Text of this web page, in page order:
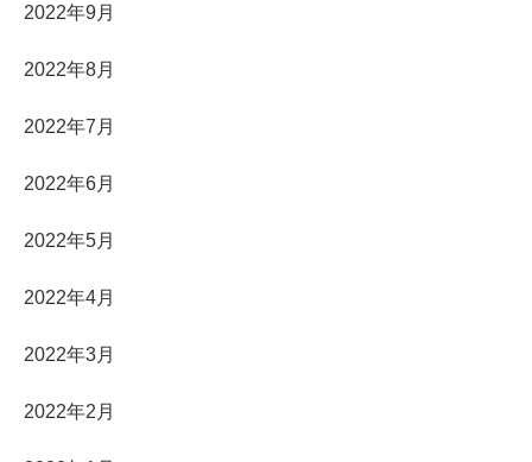
2022年9月
2022年8月
2022年7月
2022年6月
2022年5月
2022年4月
2022年3月
2022年2月